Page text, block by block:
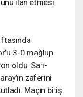
ilan etmesi
3-0 mağlup
oldu. Sarı-
zaferini
Maçın bitiş